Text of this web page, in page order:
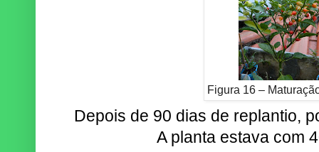
Figura 16 –
Depois de 90 dias de replantio,
A planta estava com